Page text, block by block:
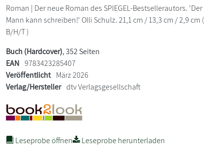
Roman | Der neue Roman des SPIEGEL-Bestsellerautors. 'Der
Mann kann schreiben!' Olli Schulz. 21,1 cm / 13,3 cm / 2,9 cm (
B/H/T )
Buch (Hardcover), 352 Seiten
EAN 9783423285407
Veröffentlicht März 2026
Verlag/Hersteller dtv Verlagsgesellschaft
Leseprobe öffnen
Leseprobe herunterladen